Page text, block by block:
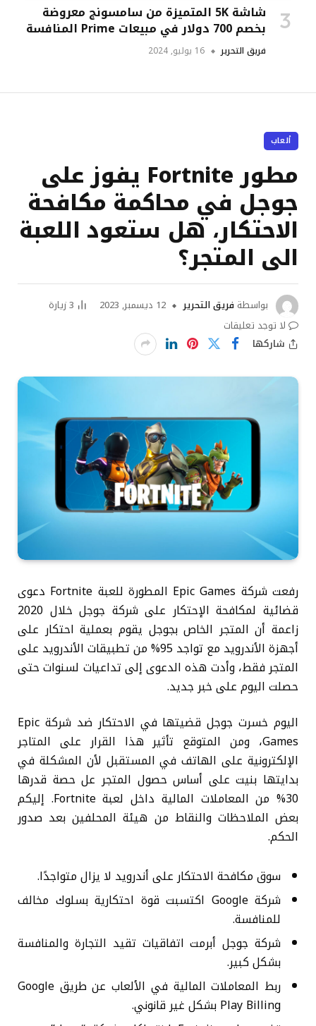
شاشة 5K المتميزة من سامسونج معروضة
بخصم 700 دولار في مبيعات Prime المنافسة
فريق التحرير 16 يوليو, 2024
ألعاب
مطور Fortnite يفوز على
جوجل في محاكمة مكافحة
الاحتكار، هل ستعود اللعبة
الى المتجر؟
بواسطة فريق التحرير 12 ديسمبر, 2023 3زيارة
لا توجد تعليقات
شاركها
رفعت شركة Epic Games المطورة للعبة Fortnite دعوى
قضائية لمكافحة الإحتكار على شركة جوجل خلال 2020
زاعمة أن المتجر الخاص بجوجل يقوم بعملية احتكار على
أجهزة الأندرويد مع تواجد 95% من تطبيقات الأندرويد على
المتجر فقط، وأدت هذه الدعوى إلى تداعيات لسنوات حتى
حصلت اليوم على خبر جديد.
اليوم خسرت جوجل قضيتها في الاحتكار ضد شركة Epic
Games، ومن المتوقع تأثير هذا القرار على المتاجر
الإلكترونية على الهاتف في المستقبل لأن المشكلة في
بدايتها بنيت على أساس حصول المتجر عل حصة قدرها
30% من المعاملات المالية داخل لعبة Fortnite. إليكم
بعض الملاحظات والنقاط من هيئة المحلفين بعد صدور
الحكم.
سوق مكافحة الاحتكار على أندرويد لا يزال متواجدًا.
شركة Google اكتسبت قوة احتكارية بسلوك مخالف
للمنافسة.
شركة جوجل أبرمت اتفاقيات تقيد التجارة والمنافسة
بشكل كبير.
ربط المعاملات المالية في الألعاب عن طريق Google
Play Billing بشكل غير قانوني.